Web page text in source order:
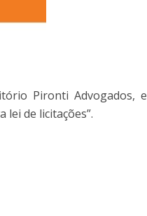
Pironti Advogados, e
lei de licitações”.